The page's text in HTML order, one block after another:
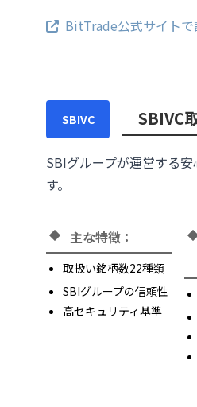
BitTrade公式サイト
SBIVC SBIVC
SBIグループが運営する
す。
主な特徴：
取扱い銘柄数22種類
SBIグループの信頼性
高セキュリティ基準